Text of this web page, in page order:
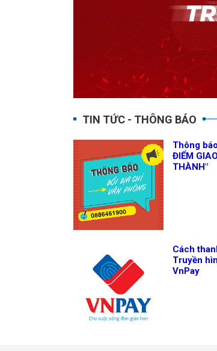
TIN TỨC - THÔNG BÁO
Thông
ĐIỂM
THÀNH"
Cách
Truyền
VnPay